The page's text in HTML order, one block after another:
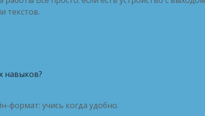
текстов.
навыков?
формат: учись когда удобно.